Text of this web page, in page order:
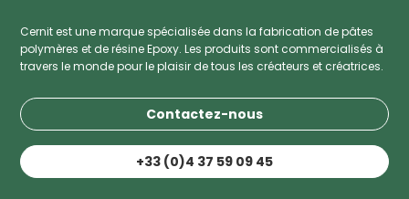
Cernit est une marque spécialisée dans la fabrication de pâtes
polymères et de résine Epoxy. Les produits sont commercialisés à
travers le monde pour le plaisir de tous les créateurs et créatrices.
Contactez-nous
+33 (0)4 37 59 09 45